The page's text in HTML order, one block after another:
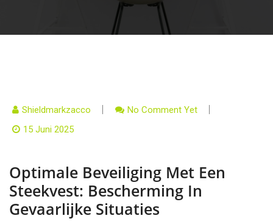
Shieldmarkzacco
No Comment Yet
15 Juni 2025
Optimale Beveiliging Met Een
Steekvest: Bescherming In
Gevaarlijke Situaties